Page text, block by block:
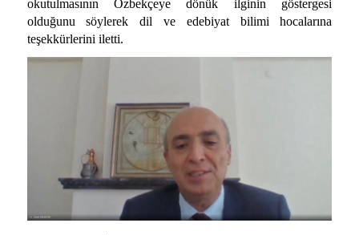
okutulmasının Özbekçeye dönük ilginin göstergesi
olduğunu söylerek dil ve edebiyat bilimi hocalarına
teşekkürlerini iletti.